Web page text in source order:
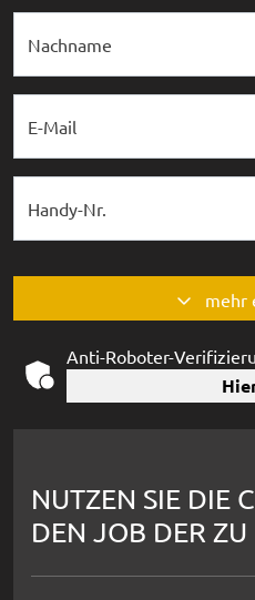
Nachname
E-Mail
Handy-Nr.
mehr
Anti-Roboter-
NUTZEN SIE DIE
DEN JOB DER